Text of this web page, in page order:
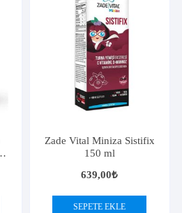
Zade Vital Miniza Sistifix
150 ml
639,00₺
SEPETE EKLE